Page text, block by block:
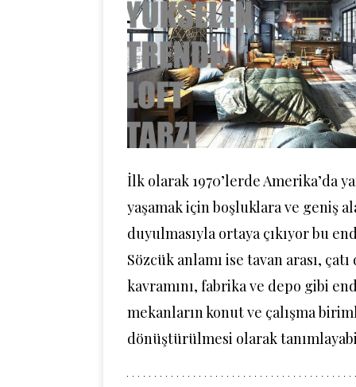
İlk olarak 1970’lerde Amerika’da
yaşamak için boşluklara ve geniş
duyulmasıyla ortaya çıkıyor bu
Sözcük anlamı ise tavan arası,
kavramını, fabrika ve depo gibi
mekanların konut ve çalışma
dönüştürülmesi olarak